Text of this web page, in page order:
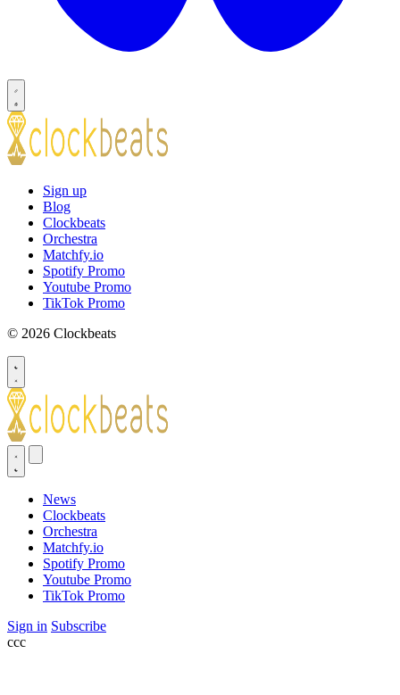
Sign up
Blog
Clockbeats
Orchestra
Matchfy.io
Spotify Promo
Youtube Promo
TikTok Promo
© 2026 Clockbeats
News
Clockbeats
Orchestra
Matchfy.io
Spotify Promo
Youtube Promo
TikTok Promo
Sign in Subscribe
ссс